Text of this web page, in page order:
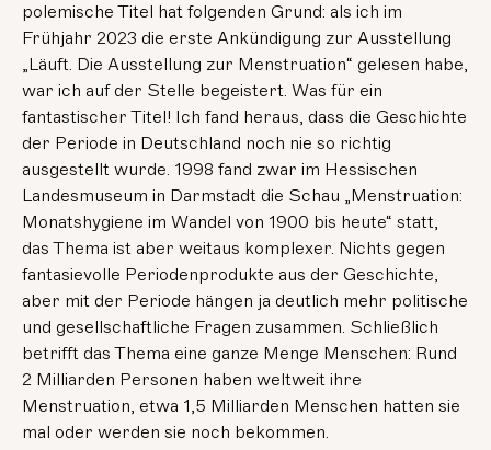
polemische Titel hat folgenden Grund: als ich im
Frühjahr 2023 die erste Ankündigung zur Ausstellung
„Läuft. Die Ausstellung zur Menstruation“ gelesen habe,
war ich auf der Stelle begeistert. Was für ein
fantastischer Titel! Ich fand heraus, dass die Geschichte
der Periode in Deutschland noch nie so richtig
ausgestellt wurde. 1998 fand zwar im Hessischen
Landesmuseum in Darmstadt die Schau „Menstruation:
Monatshygiene im Wandel von 1900 bis heute“ statt,
das Thema ist aber weitaus komplexer. Nichts gegen
fantasievolle Periodenprodukte aus der Geschichte,
aber mit der Periode hängen ja deutlich mehr politische
und gesellschaftliche Fragen zusammen. Schließlich
betrifft das Thema eine ganze Menge Menschen: Rund
2 Milliarden Personen haben weltweit ihre
Menstruation, etwa 1,5 Milliarden Menschen hatten sie
mal oder werden sie noch bekommen.